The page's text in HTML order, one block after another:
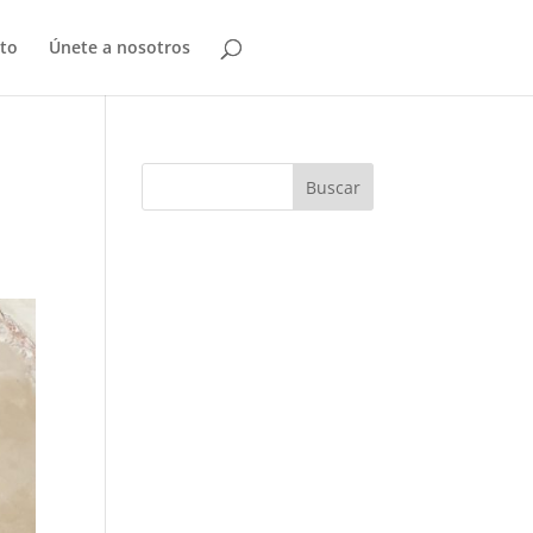
Únete a nosotros